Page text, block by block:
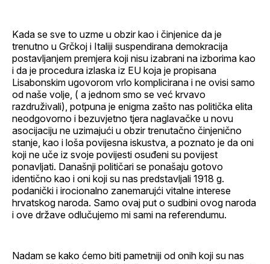
Kada se sve to uzme u obzir kao i činjenice da je
trenutno u Grčkoj i Italiji suspendirana demokracija
postavljanjem premjera koji nisu izabrani na izborima kao
i da je procedura izlaska iz EU koja je propisana
Lisabonskim ugovorom vrlo komplicirana i ne ovisi samo
od naše volje, ( a jednom smo se već krvavo
razdruživali), potpuna je enigma zašto nas politička elita
neodgovorno i bezuvjetno tjera naglavačke u novu
asocijaciju ne uzimajući u obzir trenutačno činjenično
stanje, kao i loša povijesna iskustva, a poznato je da oni
koji ne uče iz svoje povijesti osuđeni su povijest
ponavljati. Današnji političari se ponašaju gotovo
identično kao i oni koji su nas predstavljali 1918 g.
podanički i irocionalno zanemarujći vitalne interese
hrvatskog naroda. Samo ovaj put o sudbini ovog naroda
i ove države odlučujemo mi sami na referendumu.
Nadam se kako ćemo biti pametniji od onih koji su nas